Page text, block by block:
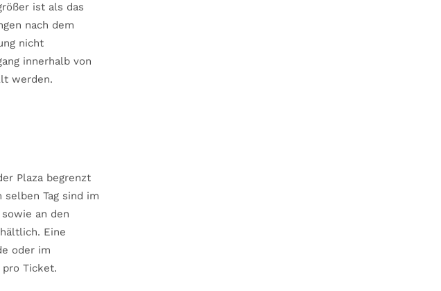
ist als das
nach dem
nicht
innerhalb von
werden.
Plaza begrenzt
Tag sind im
an den
Eine
oder im
pro Ticket.